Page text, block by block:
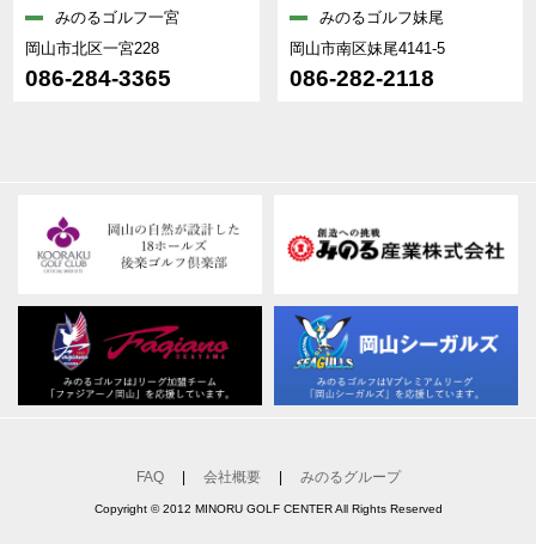
みのるゴルフ一宮
岡山市北区一宮228
086-284-3365
みのるゴルフ妹尾
岡山市南区妹尾4141-5
086-282-2118
FAQ 会社概要 みのるグループ
Copyright © 2012 MINORU GOLF CENTER All Rights Reserved